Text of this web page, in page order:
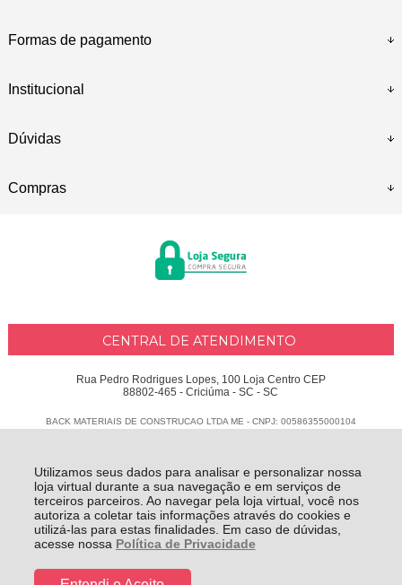
Utilizamos seus dados para analisar e personalizar nossa
loja virtual durante a sua navegação e em serviços de
terceiros parceiros. Ao navegar pela loja virtual, você nos
autoriza a coletar tais informações através do cookies e
utilizá-las para estas finalidades. Em caso de dúvidas,
acesse nossa Política de Privacidade
Formas de pagamento
Institucional
Dúvidas
Compras
CENTRAL DE ATENDIMENTO
Rua Pedro Rodrigues Lopes, 100 Loja Centro CEP
88802-465 - Criciúma - SC - SC
BACK MATERIAIS DE CONSTRUCAO LTDA ME - CNPJ: 00586355000104